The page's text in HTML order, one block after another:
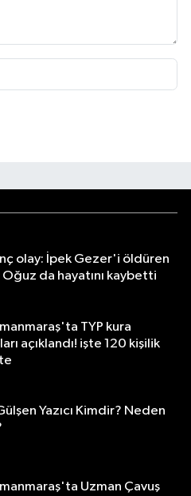
olay: İpek Gezer'i öldüren
da hayatını kaybetti
TYP kura
açıklandı! işte 120 kişilik
Yazıcı Kimdir? Neden
Uzman Çavuş